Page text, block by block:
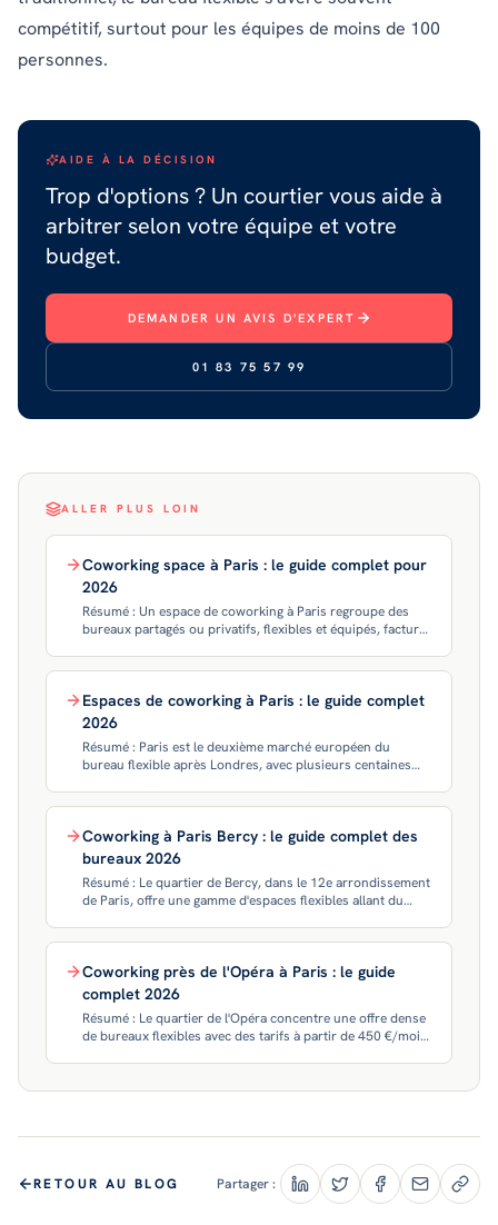
compétitif, surtout pour les équipes de moins de 100
personnes.
AIDE À LA DÉCISION
Trop d'options ? Un courtier vous aide à
arbitrer selon votre équipe et votre
budget.
DEMANDER UN AVIS D'EXPERT
01 83 75 57 99
ALLER PLUS LOIN
Coworking space à Paris : le guide complet pour
2026
Résumé : Un espace de coworking à Paris regroupe des
bureaux partagés ou privatifs, flexibles et équipés, facturés
Espaces de coworking à Paris : le guide complet
2026
Résumé : Paris est le deuxième marché européen du
bureau flexible après Londres, avec plusieurs centaines
Coworking à Paris Bercy : le guide complet des
bureaux 2026
Résumé : Le quartier de Bercy, dans le 12e arrondissement
de Paris, offre une gamme d'espaces flexibles allant du
Coworking près de l'Opéra à Paris : le guide
complet 2026
Résumé : Le quartier de l'Opéra concentre une offre dense
de bureaux flexibles avec des tarifs à partir de 450 €/mois
RETOUR AU BLOG Partager :